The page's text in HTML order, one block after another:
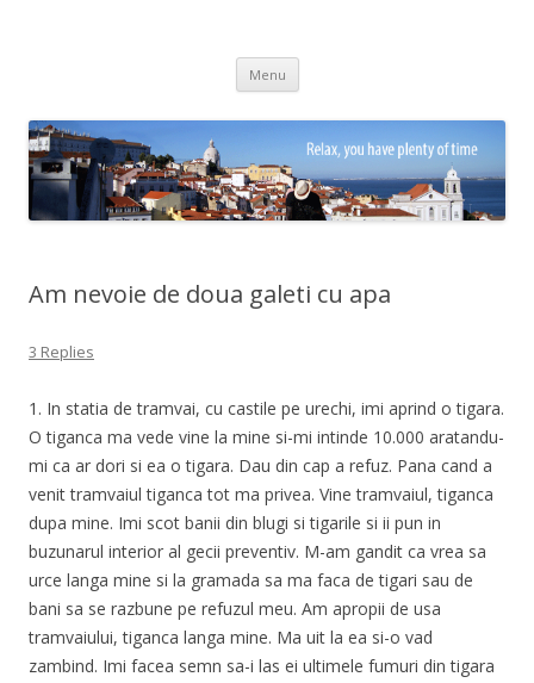
Menu Skip
content
Am nevoie de doua galeti cu apa
3 Replies
1. In statia de tramvai, cu castile pe urechi, imi aprind o tigara.
O tiganca ma vede vine la mine si-mi intinde 10.000 aratandu-
mi ca ar dori si ea o tigara. Dau din cap a refuz. Pana cand a
venit tramvaiul tiganca tot ma privea. Vine tramvaiul, tiganca
dupa mine. Imi scot banii din blugi si tigarile si ii pun in
buzunarul interior al gecii preventiv. M-am gandit ca vrea sa
urce langa mine si la gramada sa ma faca de tigari sau de
bani sa se razbune pe refuzul meu. Am apropii de usa
tramvaiului, tiganca langa mine. Ma uit la ea si-o vad
zambind. Imi facea semn sa-i las ei ultimele fumuri din tigara